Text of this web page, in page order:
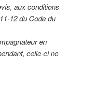
aux conditions
12 du Code du
en
celle-ci ne